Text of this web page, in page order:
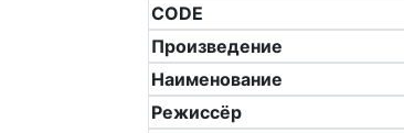
CODE
Произведение
Наименование
Режиссёр